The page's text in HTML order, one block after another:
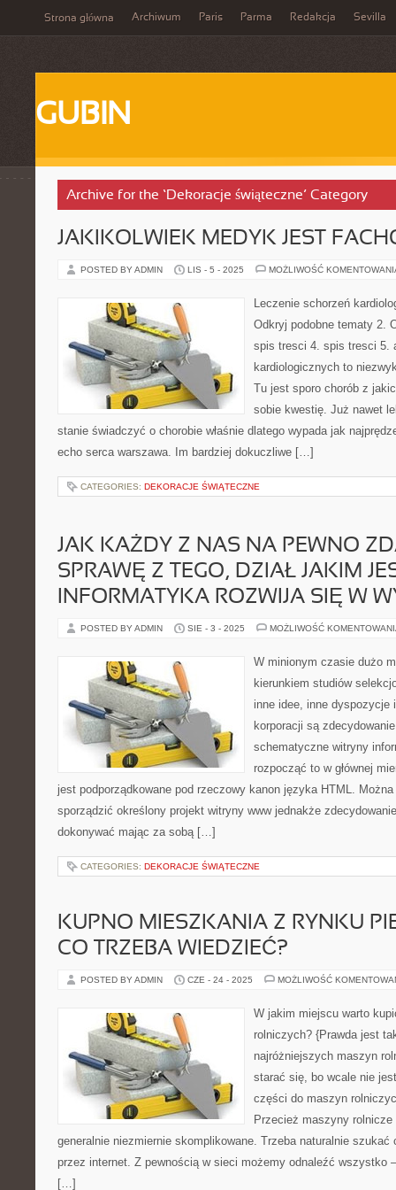
Strona główna Archiwum Paris Parma Redakcja Sevilla
GUBIN
Archive for the ‘Dekoracje świąteczne’ Category
JAKIKOLWIEK MEDYK JEST
POSTED BY ADMIN LIS - 5 - 2025 MOŻLIWOŚĆ
Leczenie schorzeń
Odkryj podobne tematy 2.
spis tresci 4. spis tresci 5.
kardiologicznych to
Tu jest sporo chorób z
sobie kwestię. Już nawet
stanie świadczyć o chorobie właśnie dlatego wypada jak
echo serca warszawa. Im bardziej dokuczliwe […]
CATEGORIES: DEKORACJE ŚWIĄTECZNE
JAK KAŻDY Z NAS NA PEWNO
SPRAWĘ Z TEGO, DZIAŁ JAKIM
INFORMATYKA ROZWIJA SIĘ W
POSTED BY ADMIN SIE - 3 - 2025 MOŻLIWOŚĆ
W minionym czasie dużo
kierunkiem studiów
inne idee, inne dyspozycje
korporacji są
schematyczne witryny
rozpocząć to w głównej
jest podporządkowane pod rzeczowy kanon języka HTML.
sporządzić określony projekt witryny www jednakże
dokonywać mając za sobą […]
CATEGORIES: DEKORACJE ŚWIĄTECZNE
KUPNO MIESZKANIA Z RYNKU
CO TRZEBA WIEDZIEĆ?
POSTED BY ADMIN CZE - 24 - 2025 MOŻLIWOŚĆ
W jakim miejscu warto
rolniczych? {Prawda jest
najróżniejszych maszyn
starać się, bo wcale nie
części do maszyn
Przecież maszyny
generalnie niezmiernie skomplikowane. Trzeba naturalnie
przez internet. Z pewnością w sieci możemy odnaleźć wszystko
[…]